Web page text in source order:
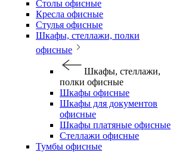
Столы офисные
Кресла офисные
Стулья офисные
Шкафы, стеллажи, полки
офисные
Шкафы, стеллажи,
полки офисные
Шкафы офисные
Шкафы для документов
офисные
Шкафы платяные офисные
Стеллажи офисные
Тумбы офисные